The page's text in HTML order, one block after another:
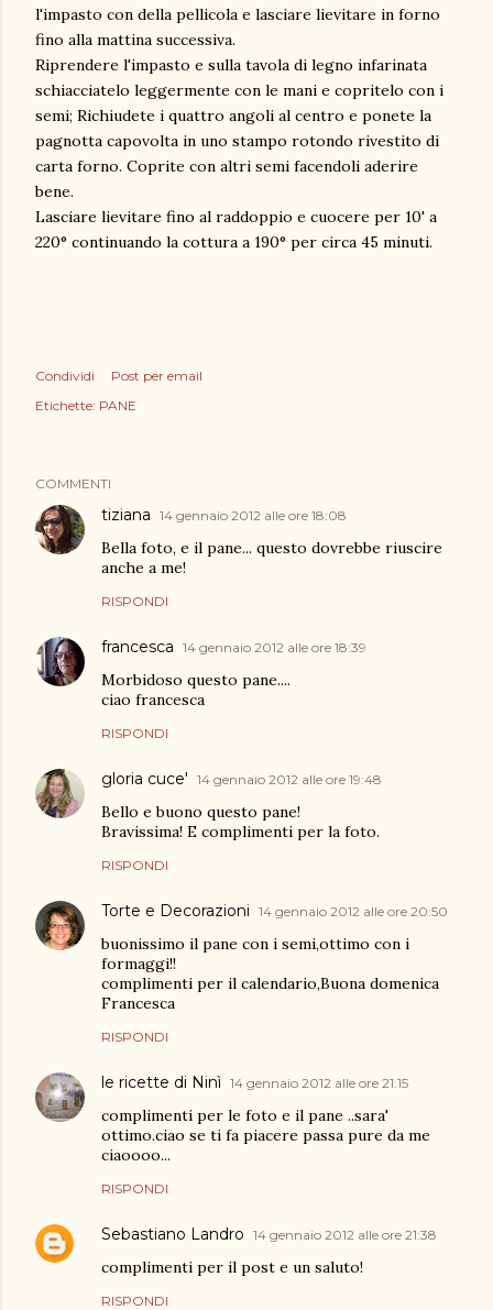
l'impasto con della pellicola e lasciare lievitare in forno
fino alla mattina successiva.
Riprendere l'impasto e sulla tavola di legno infarinata
schiacciatelo leggermente con le mani e copritelo con i
semi; Richiudete i quattro angoli al centro e ponete la
pagnotta capovolta in uno stampo rotondo rivestito di
carta forno. Coprite con altri semi facendoli aderire
bene.
Lasciare lievitare fino al raddoppio e cuocere per 10' a
220° continuando la cottura a 190° per circa 45 minuti.
Condividi
Post per email
Etichette: PANE
COMMENTI
tiziana 14 gennaio 2012 alle ore 18:08
Bella foto, e il pane... questo dovrebbe riuscire
anche a me!
RISPONDI
francesca 14 gennaio 2012 alle ore 18:39
Morbidoso questo pane....
ciao francesca
RISPONDI
gloria cuce' 14 gennaio 2012 alle ore 19:48
Bello e buono questo pane!
Bravissima! E complimenti per la foto.
RISPONDI
Torte e Decorazioni 14 gennaio 2012 alle ore 20:50
buonissimo il pane con i semi,ottimo con i
formaggi!!
complimenti per il calendario,Buona domenica
Francesca
RISPONDI
le ricette di Ninì 14 gennaio 2012 alle ore 21:15
complimenti per le foto e il pane ..sara'
ottimo.ciao se ti fa piacere passa pure da me
ciaoooo...
RISPONDI
Sebastiano Landro 14 gennaio 2012 alle ore 21:38
complimenti per il post e un saluto!
RISPONDI